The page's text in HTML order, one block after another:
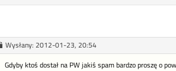
Wysłany: 2012-01-23, 20:54
Gdyby ktoś dostał na PW jakiś spam bardzo proszę o